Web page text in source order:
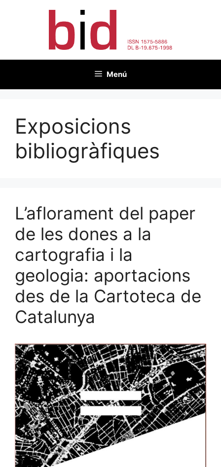
Menú
Exposicions
bibliogràfiques
L’aflorament del paper
de les dones a la
cartografia i la
geologia: aportacions
des de la Cartoteca de
Catalunya